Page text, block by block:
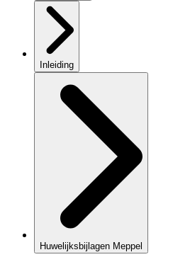
Inleiding
Huwelijksbijlagen Meppel